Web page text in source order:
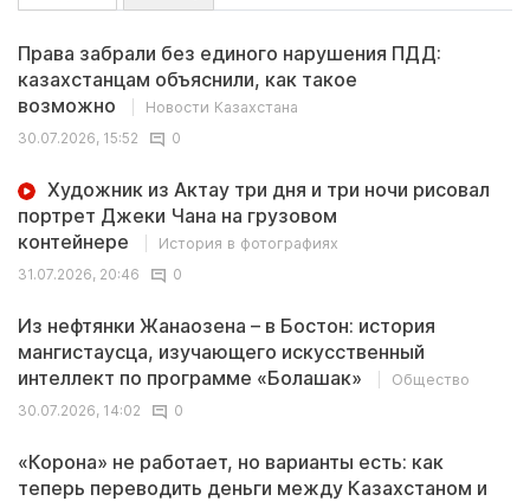
Права забрали без единого нарушения ПДД:
казахстанцам объяснили, как такое
возможно
Новости Казахстана
30.07.2026, 15:52
0
Художник из Актау три дня и три ночи рисовал
портрет Джеки Чана на грузовом
контейнере
История в фотографиях
31.07.2026, 20:46
0
Из нефтянки Жанаозена – в Бостон: история
мангистаусца, изучающего искусственный
интеллект по программе «Болашак»
Общество
30.07.2026, 14:02
0
«Корона» не работает, но варианты есть: как
теперь переводить деньги между Казахстаном и